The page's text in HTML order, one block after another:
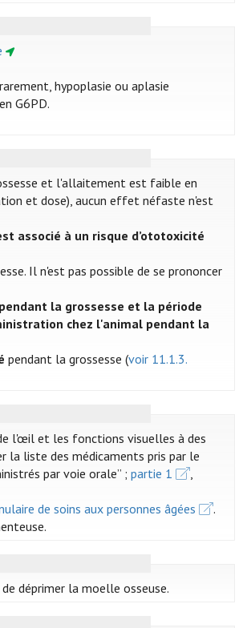
hypoplasie ou aplasie
G6PD.
et l'allaitement est faible en
et dose), aucun effet néfaste n'est
associé à un risque d’ototoxicité
Il n'est pas possible de se prononcer
la grossesse et la période
chez l'animal pendant la
pendant la grossesse (voir 11.1.3.
l'œil et les fonctions visuelles à des
la liste des médicaments pris par le
par voie orale” ;partie 1
,
de soins aux personnes âgées
.
déprimer la moelle osseuse.